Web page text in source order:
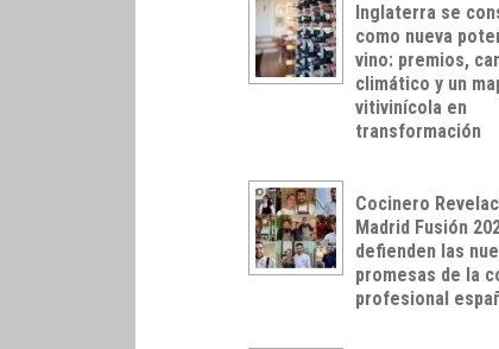
Inglaterra se
como nueva
vino: premios,
climático y un
vitivinícola en
transformación
Cocinero
Madrid Fusión
defienden las
promesas de la
profesional